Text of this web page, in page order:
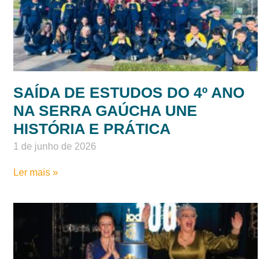
SAÍDA DE ESTUDOS DO 4º ANO
NA SERRA GAÚCHA UNE
HISTÓRIA E PRÁTICA
1 de junho de 2026
Ler mais »